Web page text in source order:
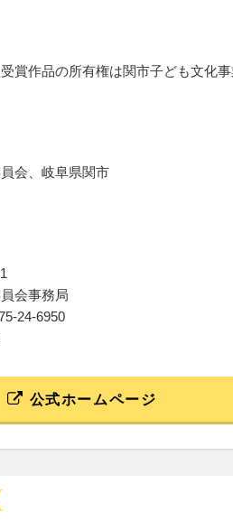
賞作品の所有権は関市子ども文化
会、岐阜県関市
会事務局
24-6950
公式ホームページ